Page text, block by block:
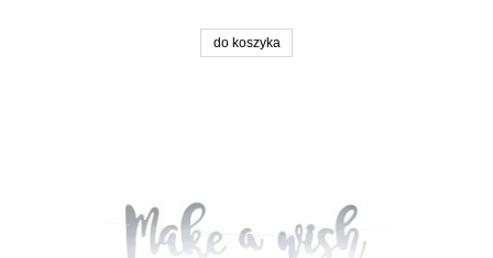
do koszyka